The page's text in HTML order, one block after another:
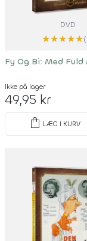
DVD
★★★★★
Fy Og Bi: Med Fuld
Ikke på lager
49,95 kr
shopping_bag LÆG I KURV